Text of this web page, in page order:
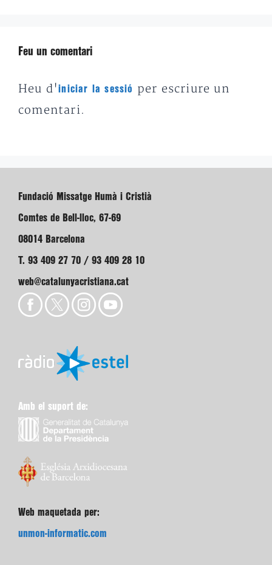
Feu un comentari
Heu d'iniciar la sessió
per escriure un
comentari.
Fundació Missatge Humà i Cristià
Comtes de Bell-lloc, 67-69
08014 Barcelona
T. 93 409 27 70 / 93 409 28 10
web@catalunyacristiana.cat
Amb el suport de:
Web maquetada per:
unmon-informatic.com